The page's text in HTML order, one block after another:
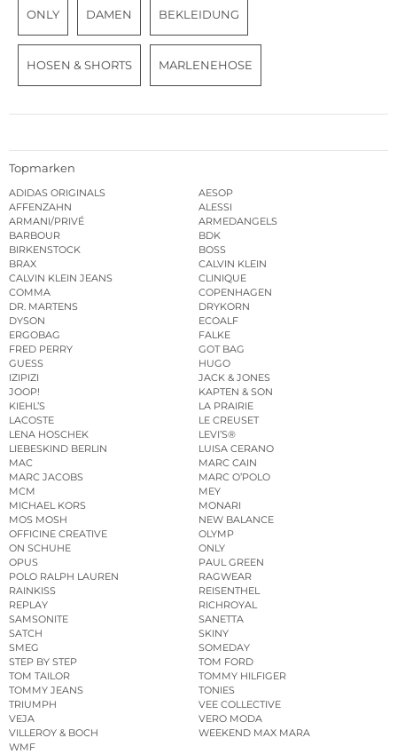
ONLY DAMEN BEKLEIDUNG
HOSEN & SHORTS MARLENEHOSE
Topmarken
ADIDAS ORIGINALS
AESOP
AFFENZAHN
ALESSI
ARMANI/PRIVÉ
ARMEDANGELS
BARBOUR
BDK
BIRKENSTOCK
BOSS
BRAX
CALVIN KLEIN
CALVIN KLEIN JEANS
CLINIQUE
COMMA
COPENHAGEN
DR. MARTENS
DRYKORN
DYSON
ECOALF
ERGOBAG
FALKE
FRED PERRY
GOT BAG
GUESS
HUGO
IZIPIZI
JACK & JONES
JOOP!
KAPTEN & SON
KIEHL’S
LA PRAIRIE
LACOSTE
LE CREUSET
LENA HOSCHEK
LEVI’S®
LIEBESKIND BERLIN
LUISA CERANO
MAC
MARC CAIN
MARC JACOBS
MARC O’POLO
MCM
MEY
MICHAEL KORS
MONARI
MOS MOSH
NEW BALANCE
OFFICINE CREATIVE
OLYMP
ON SCHUHE
ONLY
OPUS
PAUL GREEN
POLO RALPH LAUREN
RAGWEAR
RAINKISS
REISENTHEL
REPLAY
RICHROYAL
SAMSONITE
SANETTA
SATCH
SKINY
SMEG
SOMEDAY
STEP BY STEP
TOM FORD
TOM TAILOR
TOMMY HILFIGER
TOMMY JEANS
TONIES
TRIUMPH
VEE COLLECTIVE
VEJA
VERO MODA
VILLEROY & BOCH
WEEKEND MAX MARA
WMF